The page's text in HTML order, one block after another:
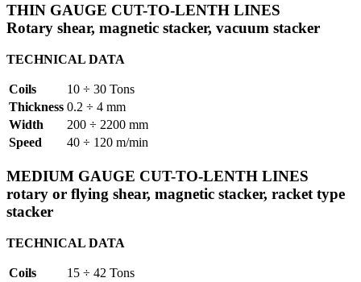
THIN GAUGE CUT-TO-LENTH LINES
Rotary shear, magnetic stacker, vacuum stacker
TECHNICAL DATA
Coils
10 ÷ 30 Tons
Thickness 0.2 ÷ 4 mm
Width
200 ÷ 2200 mm
Speed
40 ÷ 120 m/min
MEDIUM GAUGE CUT-TO-LENTH LINES
rotary or flying shear, magnetic stacker, racket type
stacker
TECHNICAL DATA
Coils
15 ÷ 42 Tons